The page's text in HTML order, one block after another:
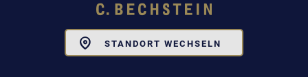
STANDORT WECHSELN